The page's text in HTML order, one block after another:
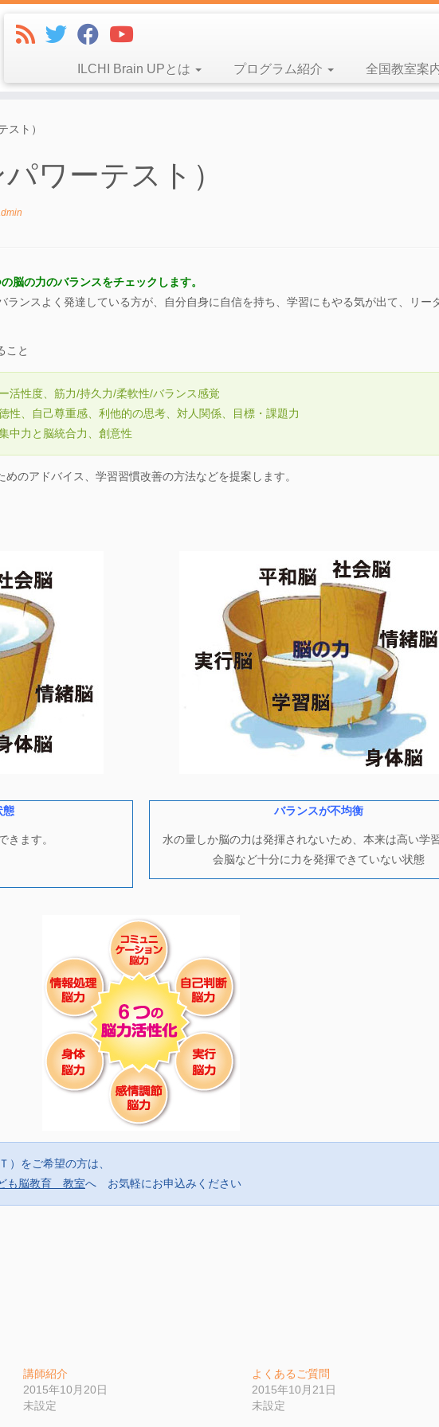
ILCHI Brain UPとは プログラム紹介 全国教室案
スト）
ワーテスト）
脳の力のバランスをチェックします。
ランスよく発達している方が、自分自身に自信を持ち、学習にもやる気が出て、リー
こと
活性度、筋力/持久力/柔軟性/バランス感覚
性、自己尊重感、利他的の思考、対人関係、目標・課題力
中力と脳統合力、創意性
のアドバイス、学習習慣改善の方法などを提案します。
態
きます。
バランスが不均衡
水の量しか脳の力は発揮されないため、本来は高い学
会脳など十分に力を発揮できていない状態
）をご希望の方は、
も脳教育 教室へ お気軽にお申込みください
講師紹介
2015年10月20日
未設定
よくあるご質問
2015年10月21日
未設定